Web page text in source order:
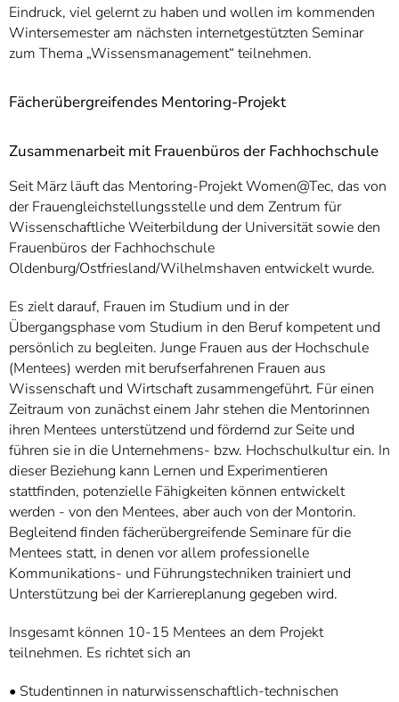
Eindruck, viel gelernt zu haben und wollen im kommenden
Wintersemester am nächsten internetgestützten Seminar
zum Thema „Wissensmanagement“ teilnehmen.
Fächerübergreifendes Mentoring-Projekt
Zusammenarbeit mit Frauenbüros der Fachhochschule
Seit März läuft das Mentoring-Projekt Women@Tec, das von
der Frauengleichstellungsstelle und dem Zentrum für
Wissenschaftliche Weiterbildung der Universität sowie den
Frauenbüros der Fachhochschule
Oldenburg/Ostfriesland/Wilhelmshaven entwickelt wurde.
Es zielt darauf, Frauen im Studium und in der
Übergangsphase vom Studium in den Beruf kompetent und
persönlich zu begleiten. Junge Frauen aus der Hochschule
(Mentees) werden mit berufserfahrenen Frauen aus
Wissenschaft und Wirtschaft zusammengeführt. Für einen
Zeitraum von zunächst einem Jahr stehen die Mentorinnen
ihren Mentees unterstützend und fördernd zur Seite und
führen sie in die Unternehmens- bzw. Hochschulkultur ein. In
dieser Beziehung kann Lernen und Experimentieren
stattfinden, potenzielle Fähigkeiten können entwickelt
werden - von den Mentees, aber auch von der Montorin.
Begleitend finden fächerübergreifende Seminare für die
Mentees statt, in denen vor allem professionelle
Kommunikations- und Führungstechniken trainiert und
Unterstützung bei der Karriereplanung gegeben wird.
Insgesamt können 10-15 Mentees an dem Projekt
teilnehmen. Es richtet sich an
• Studentinnen in naturwissenschaftlich-technischen